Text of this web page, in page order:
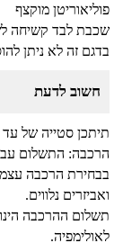
פוליאוריטן מוקצף
שכבת לבד קשיחה
בדגם זה לא ניתן
חשוב לדעת
תיתכן סטייה של עד 2% בצבע ומידות.
הרכבה: התשלום עבור הרכבה הינו 50
בבחירת הרכבה
ואביזרים נלווים.
תשלום ההרכבה
לאולימפיה.